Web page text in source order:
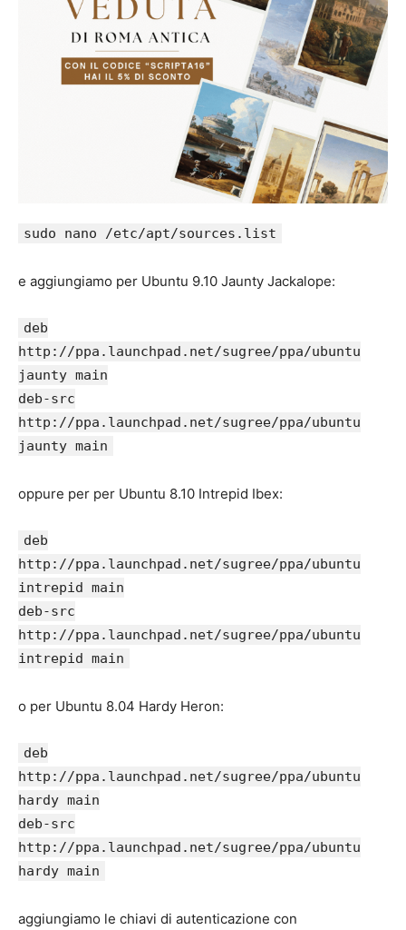
sudo nano /etc/apt/sources.list
e aggiungiamo per Ubuntu 9.10 Jaunty Jackalope:
deb
http://ppa.launchpad.net/sugree/ppa/ubuntu
jaunty main
deb-src
http://ppa.launchpad.net/sugree/ppa/ubuntu
jaunty main
oppure per per Ubuntu 8.10 Intrepid Ibex:
deb
http://ppa.launchpad.net/sugree/ppa/ubuntu
intrepid main
deb-src
http://ppa.launchpad.net/sugree/ppa/ubuntu
intrepid main
o per Ubuntu 8.04 Hardy Heron:
deb
http://ppa.launchpad.net/sugree/ppa/ubuntu
hardy main
deb-src
http://ppa.launchpad.net/sugree/ppa/ubuntu
hardy main
aggiungiamo le chiavi di autenticazione con